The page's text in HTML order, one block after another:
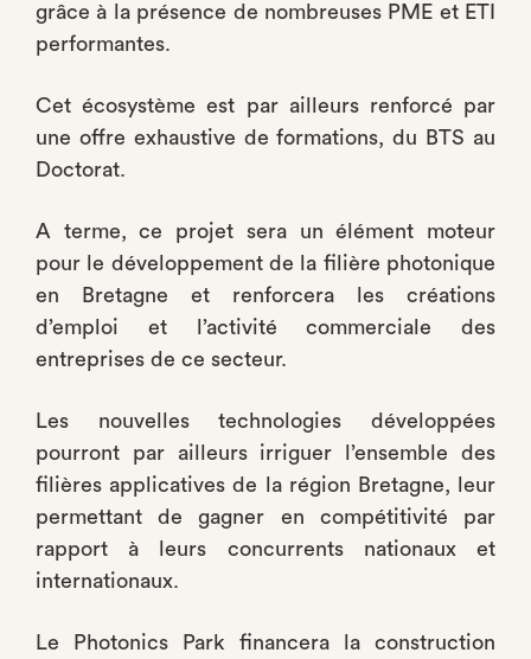
grâce à la présence de nombreuses PME et ETI
performantes.
Cet écosystème est par ailleurs renforcé par
une offre exhaustive de formations, du BTS au
Doctorat.
A terme, ce projet sera un élément moteur
pour le développement de la filière photonique
en Bretagne et renforcera les créations
d’emploi et l’activité commerciale des
entreprises de ce secteur.
Les nouvelles technologies développées
pourront par ailleurs irriguer l’ensemble des
filières applicatives de la région Bretagne, leur
permettant de gagner en compétitivité par
rapport à leurs concurrents nationaux et
internationaux.
Le Photonics Park financera la construction